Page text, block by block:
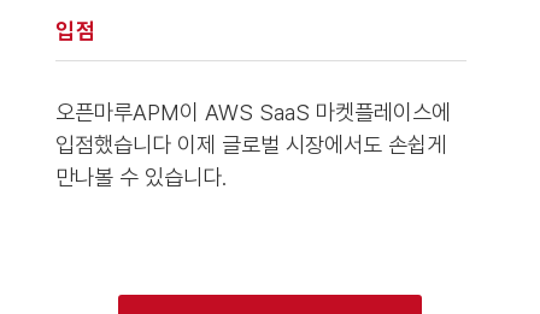
입점
오픈마루APM이 AWS SaaS 마켓플레이스에
입점했습니다 이제 글로벌 시장에서도 손쉽게
만나볼 수 있습니다.